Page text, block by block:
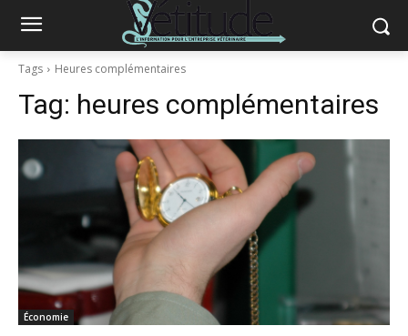
Tags Heures complémentaires
Tag: heures complémentaires
Économie